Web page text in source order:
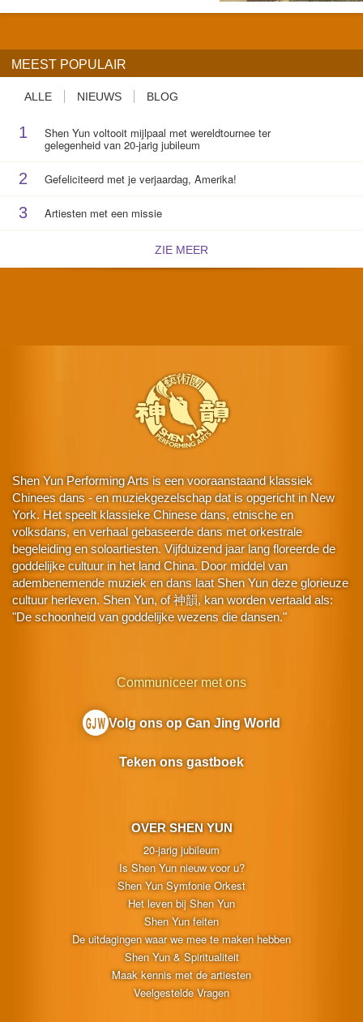
MEEST POPULAIR
ALLE NIEUWS BLOG
1 Shen Yun voltooit mijlpaal met wereldtournee ter
gelegenheid van 20-jarig jubileum
2 Gefeliciteerd met je verjaardag, Amerika!
3 Artiesten met een missie
ZIE MEER
Shen Yun Performing Arts is een vooraanstaand klassiek
Chinees dans - en muziekgezelschap dat is opgericht in New
York. Het speelt klassieke Chinese dans, etnische en
volksdans, en verhaal gebaseerde dans met orkestrale
begeleiding en soloartiesten. Vijfduizend jaar lang floreerde de
goddelijke cultuur in het land China. Door middel van
adembenemende muziek en dans laat Shen Yun deze glorieuze
cultuur herleven. Shen Yun, of 神韻, kan worden vertaald als:
"De schoonheid van goddelijke wezens die dansen."
OVER SHEN YUN
20-jarig jubileum
Is Shen Yun nieuw voor u?
Shen Yun Symfonie Orkest
Het leven bij Shen Yun
Shen Yun feiten
De uitdagingen waar we mee te maken hebben
Shen Yun & Spiritualiteit
Maak kennis met de artiesten
Veelgestelde Vragen
Communiceer met ons
Volg ons op Gan Jing World
Teken ons gastboek